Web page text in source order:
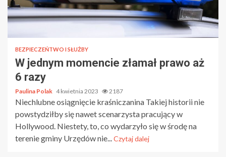
BEZPIECZEŃTWO I SŁUŻBY
W jednym momencie złamał prawo aż
6 razy
Paulina Polak 4 kwietnia 2023 2187
Niechlubne osiągnięcie kraśniczanina Takiej historii nie
powstydziłby się nawet scenarzysta pracujący w
Hollywood. Niestety, to, co wydarzyło się w środę na
terenie gminy Urzędów nie...Czytaj dalej